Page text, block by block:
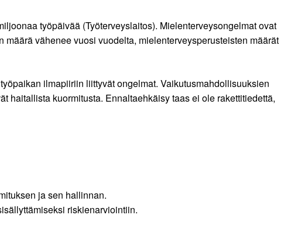
työpäivää (Työterveyslaitos). Mielenterveysongelmat ovat
vähenee vuosi vuodelta, mielenterveysperusteisten määrät
ilmapiiriin liittyvät ongelmat. Vaikutusmahdollisuuksien
haitallista kuormitusta. Ennaltaehkäisy taas ei ole rakettitiedettä,
ja sen hallinnan.
riskienarviointiin.